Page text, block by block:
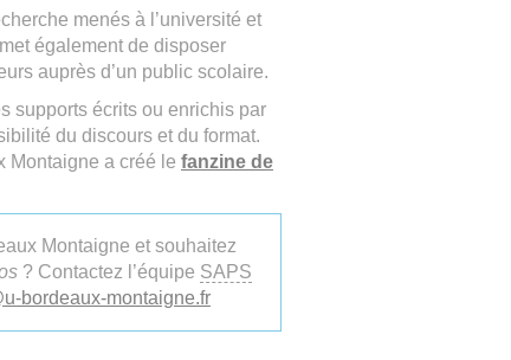
menés à l’université et
également de disposer
auprès d’un public scolaire.
supports écrits ou enrichis par
du discours et du format.
Montaigne a créé le fanzine de
Montaigne et souhaitez
? Contactez l’équipe SAPS
u-bordeaux-montaigne.fr